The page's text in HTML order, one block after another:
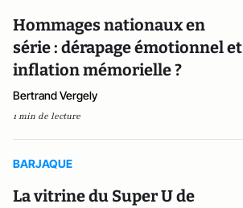
Hommages nationaux en
série : dérapage émotionnel et
inflation mémorielle ?
Bertrand Vergely
1 min de lecture
BARJAQUE
La vitrine du Super U de